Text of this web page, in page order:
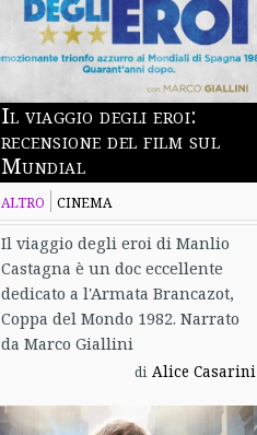
Il viaggio degli eroi:
recensione del film sul
Mundial
ALTRO CINEMA
Il viaggio degli eroi di Manlio
Castagna è un doc eccellente
dedicato a l'Armata Brancazot,
Coppa del Mondo 1982. Narrato
da Marco Giallini
di Alice Casarini